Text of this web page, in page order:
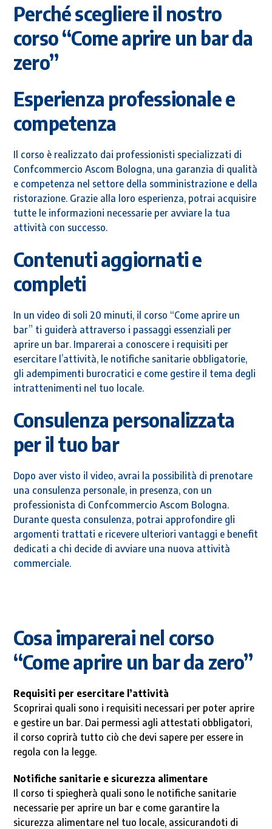
Perché scegliere il nostro
corso “Come aprire un bar da
zero”
Esperienza professionale e
competenza
Il corso è realizzato dai professionisti specializzati di
Confcommercio Ascom Bologna, una garanzia di qualità
e competenza nel settore della somministrazione e della
ristorazione. Grazie alla loro esperienza, potrai acquisire
tutte le informazioni necessarie per avviare la tua
attività con successo.
Contenuti aggiornati e
completi
In un video di soli 20 minuti, il corso “Come aprire un
bar” ti guiderà attraverso i passaggi essenziali per
aprire un bar. Imparerai a conoscere i requisiti per
esercitare l’attività, le notifiche sanitarie obbligatorie,
gli adempimenti burocratici e come gestire il tema degli
intrattenimenti nel tuo locale.
Consulenza personalizzata
per il tuo bar
Dopo aver visto il video, avrai la possibilità di prenotare
una consulenza personale, in presenza, con un
professionista di Confcommercio Ascom Bologna.
Durante questa consulenza, potrai approfondire gli
argomenti trattati e ricevere ulteriori vantaggi e benefit
dedicati a chi decide di avviare una nuova attività
commerciale.
Cosa imparerai nel corso
“Come aprire un bar da zero”
Requisiti per esercitare l’attività
Scoprirai quali sono i requisiti necessari per poter aprire
e gestire un bar. Dai permessi agli attestati obbligatori,
il corso coprirà tutto ciò che devi sapere per essere in
regola con la legge.
Notifiche sanitarie e sicurezza alimentare
Il corso ti spiegherà quali sono le notifiche sanitarie
necessarie per aprire un bar e come garantire la
sicurezza alimentare nel tuo locale, assicurandoti di